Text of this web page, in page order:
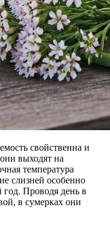
свойственна и
выходят на
температура
слизней особенно
Проводя день в
в сумерках они